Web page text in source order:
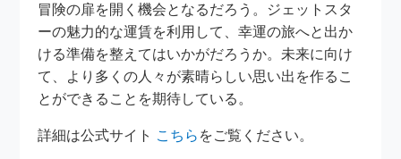
冒険の扉を開く機会となるだろう。ジェットスタ
ーの魅力的な運賃を利用して、幸運の旅へと出か
ける準備を整えてはいかがだろうか。未来に向け
て、より多くの人々が素晴らしい思い出を作るこ
とができることを期待している。
詳細は公式サイト こちら をご覧ください。